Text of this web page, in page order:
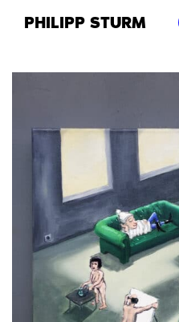
InhaltPHILIPP STURM